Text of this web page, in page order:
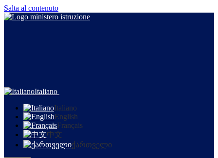
Salta al contenuto
Italiano
Italiano
English
Français
中文
ქართველი